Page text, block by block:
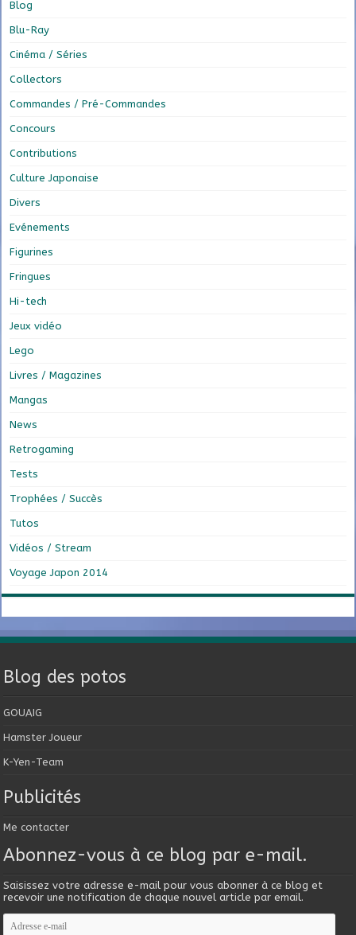
Blog
Blu-Ray
Cinéma / Séries
Collectors
Commandes / Pré-Commandes
Concours
Contributions
Culture Japonaise
Divers
Evénements
Figurines
Fringues
Hi-tech
Jeux vidéo
Lego
Livres / Magazines
Mangas
News
Retrogaming
Tests
Trophées / Succès
Tutos
Vidéos / Stream
Voyage Japon 2014
Blog des potos
GOUAIG
Hamster Joueur
K-Yen-Team
Publicités
Me contacter
Abonnez-vous à ce blog par e-mail.
Saisissez votre adresse e-mail pour vous abonner à ce blog et
recevoir une notification de chaque nouvel article par email.
Adresse
e-